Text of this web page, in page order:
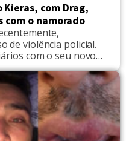
com Drag,
com o namorado
de violência policial.
com o seu novo
e Olha", e já tinha
foi,
por conta das
a ser adiada
[…]